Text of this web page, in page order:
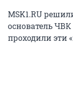
MSK1.RU
основатель ЧВК
проходили эти